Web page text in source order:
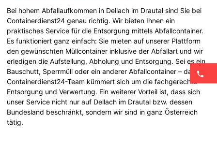
Bei hohem Abfallaufkommen in Dellach im Drautal sind Sie bei
Containerdienst24 genau richtig. Wir bieten Ihnen ein
praktisches Service für die Entsorgung mittels Abfallcontainer.
Es funktioniert ganz einfach: Sie mieten auf unserer Plattform
den gewünschten Müllcontainer inklusive der Abfallart und wir
erledigen die Aufstellung, Abholung und Entsorgung. Sei es ein
Bauschutt, Sperrmüll oder ein anderer Abfallcontainer – das
Containerdienst24-Team kümmert sich um die fachgerechte
Entsorgung und Verwertung. Ein weiterer Vorteil ist, dass sich
unser Service nicht nur auf Dellach im Drautal bzw. dessen
Bundesland beschränkt, sondern wir sind in ganz Österreich
tätig.